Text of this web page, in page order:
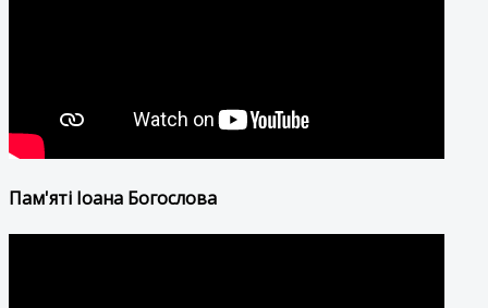
Пам'яті Іоана Богослова